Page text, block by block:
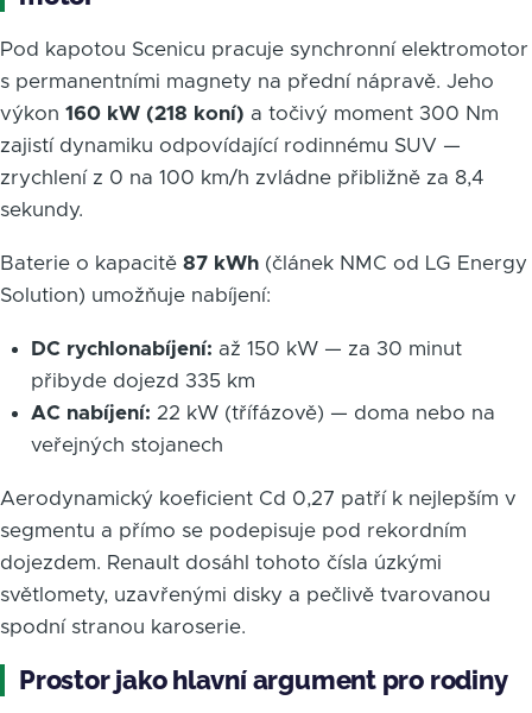
Pod kapotou Scenicu pracuje synchronní elektromotor
s permanentními magnety na přední nápravě. Jeho
výkon 160 kW (218 koní) a točivý moment 300 Nm
zajistí dynamiku odpovídající rodinnému SUV —
zrychlení z 0 na 100 km/h zvládne přibližně za 8,4
sekundy.
Baterie o kapacitě 87 kWh (článek NMC od LG Energy
Solution) umožňuje nabíjení:
DC rychlonabíjení: až 150 kW — za 30 minut
přibyde dojezd 335 km
AC nabíjení: 22 kW (třífázově) — doma nebo na
veřejných stojanech
Aerodynamický koeficient Cd 0,27 patří k nejlepším v
segmentu a přímo se podepisuje pod rekordním
dojezdem. Renault dosáhl tohoto čísla úzkými
světlomety, uzavřenými disky a pečlivě tvarovanou
spodní stranou karoserie.
Prostor jako hlavní argument pro rodiny